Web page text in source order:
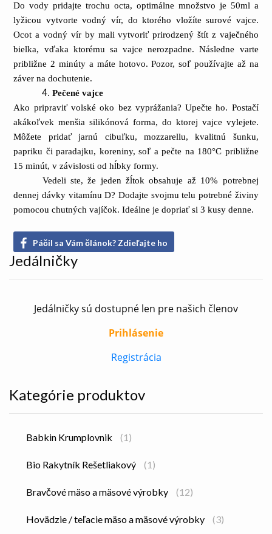
Jedálničky
Jedálničky sú dostupné len pre našich členov
Prihlásenie
Registrácia
Kategórie produktov
Babkin Krumplovnik (1)
Bio Rakytník Rešetliakový (1)
Bravčové mäso a mäsové výrobky (12)
Hovädzie / teľacie mäso a mäsové výrobky (3)
Do vody pridajte trochu octa, optimálne množstvo je 50ml a
lyžicou vytvorte vodný vír, do ktorého vložíte surové vajce.
Ocot a vodný vír by mali vytvoriť prirodzený štít z vaječného
bielka, vďaka ktorému sa vajce nerozpadne. Následne varte
približne 2 minúty a máte hotovo. Pozor, soľ používajte až na
záver na dochutenie.
Pečené vajce
Ako pripraviť volské oko bez vyprážania? Upečte ho. Postačí
akákoľvek menšia silikónová forma, do ktorej vajce vylejete.
Môžete pridať jarnú cibuľku, mozzarellu, kvalitnú šunku,
papriku či paradajku, koreniny, soľ a pečte na 180°C približne
15 minút, v závislosti od hĺbky formy.
Vedeli ste, že jeden žĺtok obsahuje až 10% potrebnej
dennej dávky vitamínu D? Dodajte svojmu telu potrebné živiny
pomocou chutných vajíčok. Ideálne je dopriať si 3 kusy denne.
Páčil sa Vám článok? Zdieľajte ho